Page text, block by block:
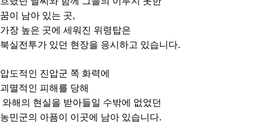
꿈이 남아 있는 곳,
가장 높은 곳에 세워진 위령탑은
북실전투가 있던 현장을 응시하고 있습니다.
압도적인 진압군 쪽 화력에
괴멸적인 피해를 당해
와해의 현실을 받아들일 수밖에 없었던
농민군의 아픔이 이곳에 남아 있습니다.